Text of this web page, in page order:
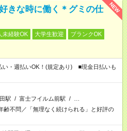
NEW
きな時に働く＊グミの仕
未経験OK 大学生歓迎
ブランクOK
・週払いOK！(規定あり) ■現金日払いも
駅 / 富士フイルム前駅 / …
齢不問／「無理なく続けられる」と好評の